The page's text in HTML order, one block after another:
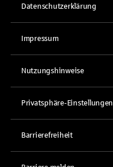
Datenschutzerklärung
Impressum
Nutzungshinweise
Privatsphäre-Einstellungen
Barrierefreiheit